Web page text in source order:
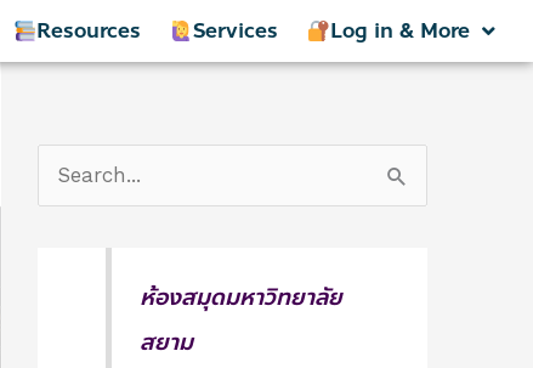
Resources Services Log in & More
ห้องสมุดมหาวิทยาลัย
สยาม